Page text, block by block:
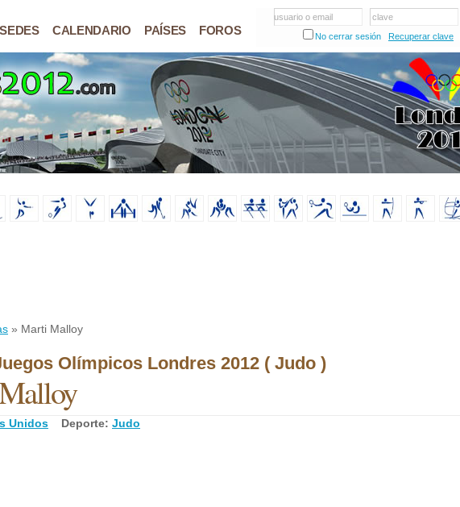
SEDES CALENDARIO PAÍSES FOROS
usuario o email
clave
No cerrar sesión
Recuperar clave
» Marti Malloy
Olímpicos Londres 2012 ( Judo )
Unidos Deporte: Judo